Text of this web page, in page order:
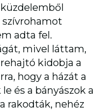
szívrohamot
adta fel.
mivel láttam,
kidobja a
hogy a házát a
és a bányászok a
rakodták, nehéz